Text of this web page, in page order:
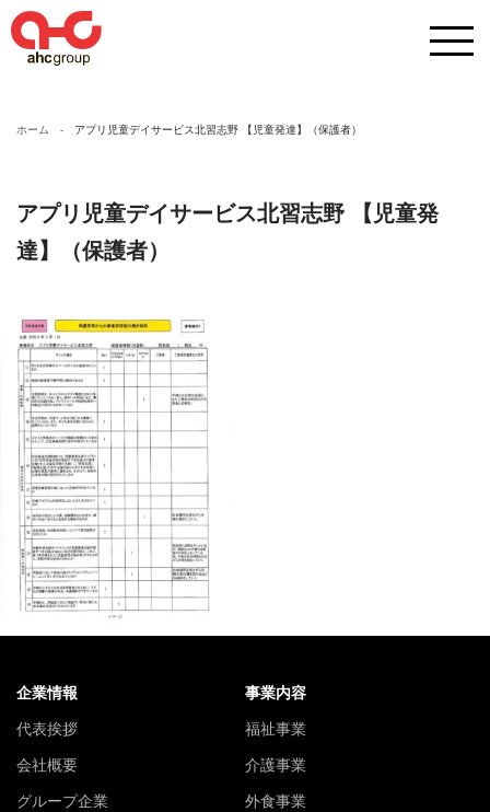
ホーム アプリ児童デイサービス北習志野 【児童発達】（保護者）
アプリ児童デイサービス北習志野 【児童発
達】（保護者）
企業情報
代表挨拶
会社概要
グループ企業
事業内容
福祉事業
介護事業
外食事業